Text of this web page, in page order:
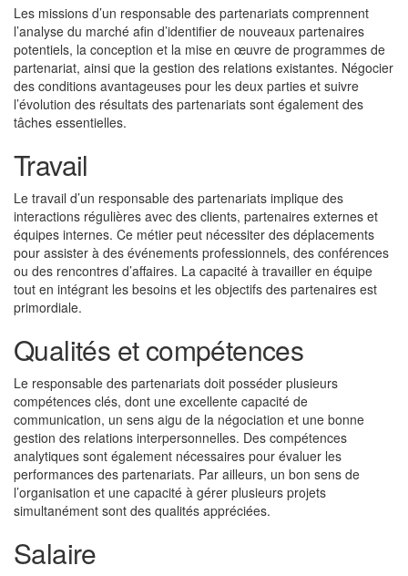
Les missions d’un responsable des partenariats comprennent
l’analyse du marché afin d’identifier de nouveaux partenaires
potentiels, la conception et la mise en œuvre de programmes de
partenariat, ainsi que la gestion des relations existantes. Négocier
des conditions avantageuses pour les deux parties et suivre
l’évolution des résultats des partenariats sont également des
tâches essentielles.
Travail
Le travail d’un responsable des partenariats implique des
interactions régulières avec des clients, partenaires externes et
équipes internes. Ce métier peut nécessiter des déplacements
pour assister à des événements professionnels, des conférences
ou des rencontres d’affaires. La capacité à travailler en équipe
tout en intégrant les besoins et les objectifs des partenaires est
primordiale.
Qualités et compétences
Le responsable des partenariats doit posséder plusieurs
compétences clés, dont une excellente capacité de
communication, un sens aigu de la négociation et une bonne
gestion des relations interpersonnelles. Des compétences
analytiques sont également nécessaires pour évaluer les
performances des partenariats. Par ailleurs, un bon sens de
l’organisation et une capacité à gérer plusieurs projets
simultanément sont des qualités appréciées.
Salaire